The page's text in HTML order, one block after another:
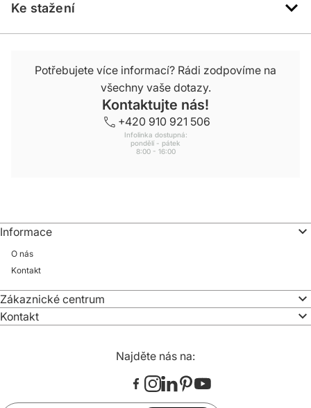
Ke stažení
Potřebujete více informací? Rádi zodpovíme na
všechny vaše dotazy.
Kontaktujte nás!
+420 910 921 506
Infolinka dostupná:
pondělí - pátek
8:00 - 16:00
Informace
O nás
Kontakt
Zákaznické centrum
Kontakt
Najděte nás na: